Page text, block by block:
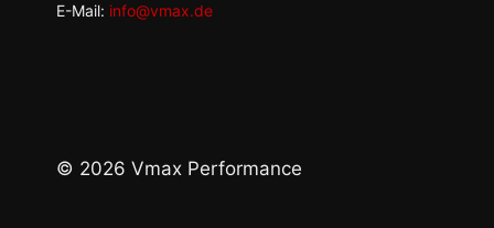
E-Mail: info@vmax.de
© 2026 Vmax Performance